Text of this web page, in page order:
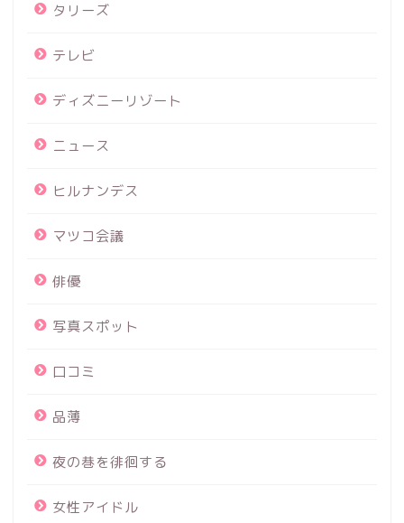
タリーズ
テレビ
ディズニーリゾート
ニュース
ヒルナンデス
マツコ会議
俳優
写真スポット
口コミ
品薄
夜の巷を徘徊する
女性アイドル